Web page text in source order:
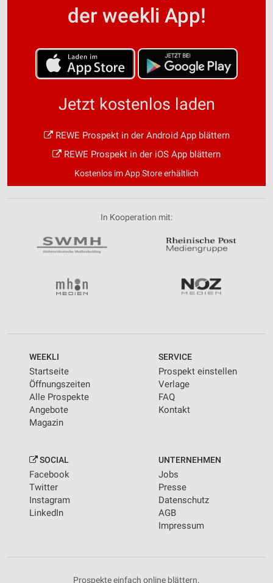
der weekli App!
Jetzt kostenlos laden
REWE Prospekt in der Android App blättern
REWE Prospekt in der iOS App blättern
Kostenlos im App Store erhältlich
In Kooperation mit:
WEEKLI
Startseite
Öffnungszeiten
Alle Prospekte
Angebote
Magazin
SERVICE
Prospekt einstellen
Verlage
FAQ
Kontakt
SOCIAL
Facebook
Twitter
Instagram
LinkedIn
UNTERNEHMEN
Jobs
Presse
Datenschutz
AGB
Impressum
Prospekte einfach online blättern.